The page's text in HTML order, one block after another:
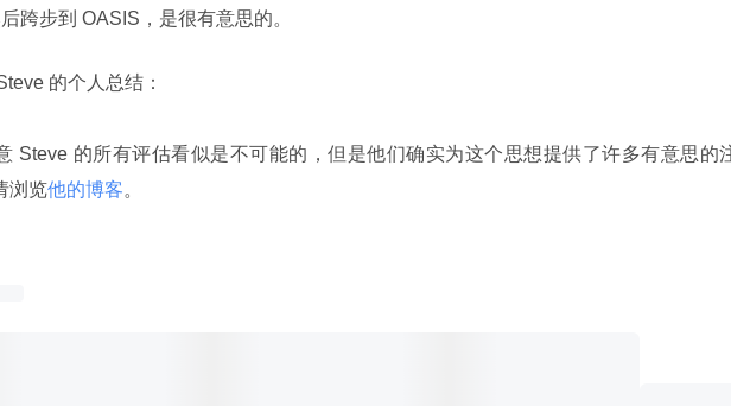
跨步到 OASIS，是很有意思的。
的个人总结：
Steve 的所有评估看似是不可能的，但是他们确实为这个思想提供了许多有意思的
浏览他的博客。